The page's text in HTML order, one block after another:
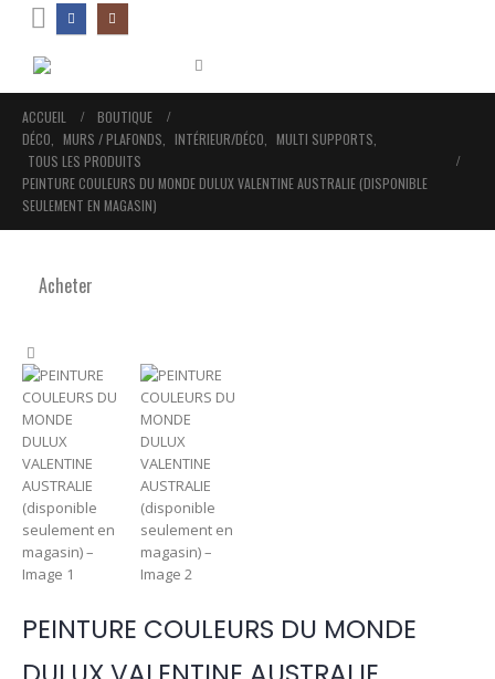
ACCUEIL
BOUTIQUE
DÉCO
MURS / PLAFONDS INTÉRIEUR/DÉCO MULTI SUPPORTS
TOUS LES PRODUITS
PEINTURE COULEURS DU MONDE DULUX VALENTINE AUSTRALIE (DISPONIBLE
SEULEMENT EN MAGASIN)
Acheter
PEINTURE COULEURS DU MONDE